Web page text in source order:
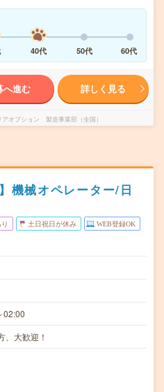
40代 50代 60代
へ進む 詳しく見る
オプション 製造事業部（全国）
機械オペレーター/日
土日祝日が休み WEB登録OK
02:00
、大歓迎！